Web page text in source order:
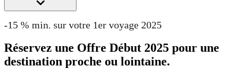
-15 % min. sur votre 1er voyage 2025
Réservez une Offre Début 2025 pour une
destination proche ou lointaine.